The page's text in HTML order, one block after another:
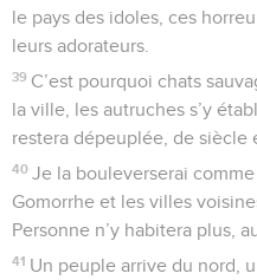
le pays des idoles, ces
leurs adorateurs.
39 C’est pourquoi chats
la ville, les autruches s’y
restera dépeuplée, de siècle
40 Je la bouleverserai
Gomorrhe et les villes
Personne n’y habitera plus,
41 Un peuple arrive du nord,